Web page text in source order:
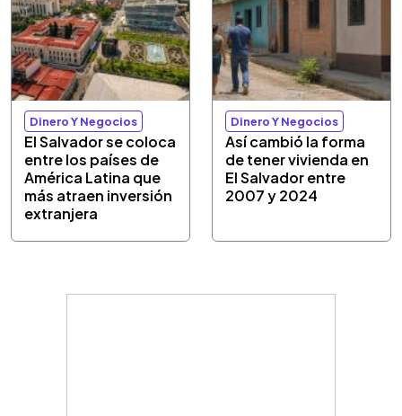
Dinero Y Negocios
El Salvador se coloca
entre los países de
América Latina que
más atraen inversión
extranjera
Dinero Y Negocios
Así cambió la forma
de tener vivienda en
El Salvador entre
2007 y 2024